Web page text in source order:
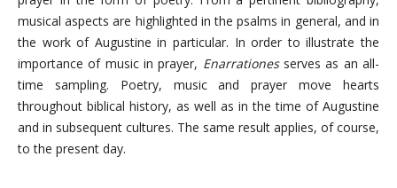
musical aspects are highlighted in the psalms in general, and in
the work of Augustine in particular. In order to illustrate the
importance of music in prayer, Enarrationesserves as an all-
time sampling. Poetry, music and prayer move hearts
throughout biblical history, as well as in the time of Augustine
and in subsequent cultures. The same result applies, of course,
to the present day.